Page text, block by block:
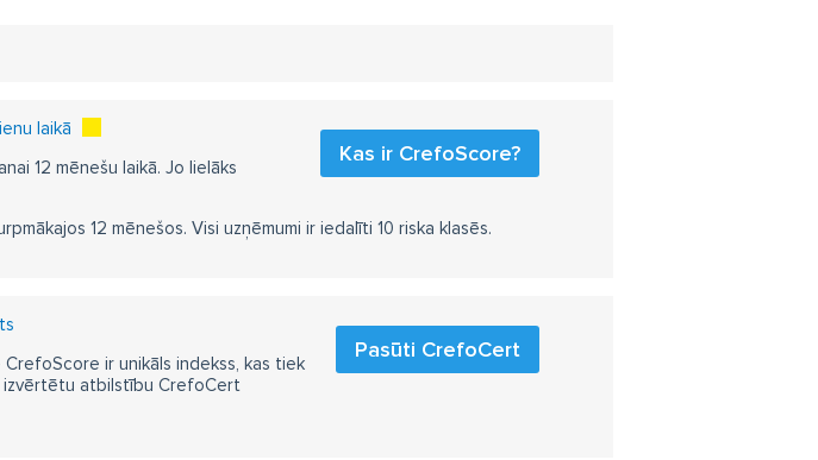
laikā
Kas ir CrefoScore?
12 mēnešu laikā. Jo lielāks
12 mēnešos. Visi uzņēmumi ir iedalīti 10 riska klasēs.
Pasūti CrefoCert
ir unikāls indekss, kas tiek
izvērtētu atbilstību CrefoCert